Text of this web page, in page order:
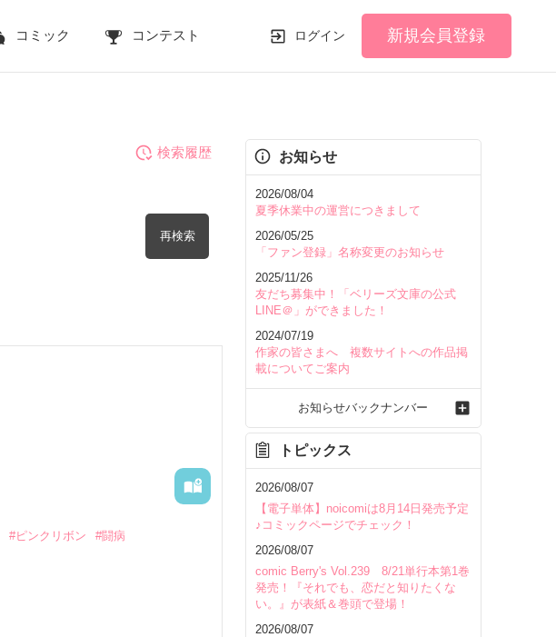
コミック コンテスト ログイン 新規会員登録
再検索
を含む
検索履歴
#ピンクリボン #闘病
お知らせ
2026/08/04
夏季休業中の運営につきまして
2026/05/25
「ファン登録」名称変更のお知らせ
2025/11/26
友だち募集中！「ベリーズ文庫の公式
LINE＠」ができました！
2024/07/19
作家の皆さまへ 複数サイトへの作品掲
載についてご案内
お知らせバックナンバー
トピックス
2026/08/07
【電子単体】noicomiは8月14日発売予定
♪コミックページでチェック！
2026/08/07
comic Berry's Vol.239 8/21単行本第1巻
発売！『それでも、恋だと知りたくな
い。』が表紙＆巻頭で登場！
2026/08/07